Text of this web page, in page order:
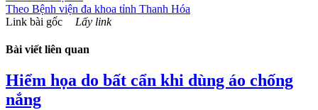
Theo Bệnh viện đa khoa tỉnh Thanh Hóa
Link bài gốc
Lấy link
Bài viết liên quan
Hiểm họa do bất cẩn khi dùng áo chống
nắng